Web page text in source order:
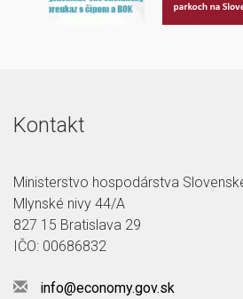
Kontakt
Ministerstvo hospodárstva
Mlynské nivy 44/A
827 15 Bratislava 29
IČO: 00686832
info@economy.gov.sk